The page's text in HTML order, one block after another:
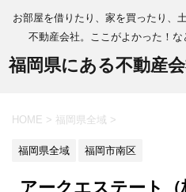
お部屋を借りたり、家を買ったり、
不動産会社。ここがよかった！
福岡県にある不動産
HOME > 福岡県全域 >
福岡県全域 福岡市南区
アークエステート（